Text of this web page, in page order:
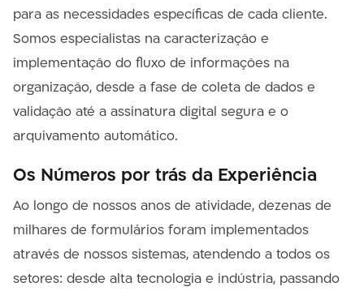
para as necessidades específicas de cada cliente.
Somos especialistas na caracterização e
implementação do fluxo de informações na
organização, desde a fase de coleta de dados e
validação até a assinatura digital segura e o
arquivamento automático.
Os Números por trás da Experiência
Ao longo de nossos anos de atividade, dezenas de
milhares de formulários foram implementados
através de nossos sistemas, atendendo a todos os
setores: desde alta tecnologia e indústria, passando